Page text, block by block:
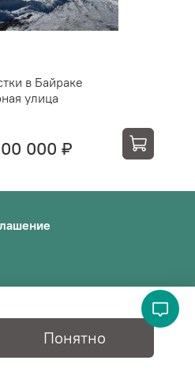
в Байраке
улица
000 ₽
Понятно